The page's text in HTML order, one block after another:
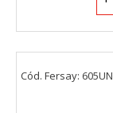
Cód. Fersay: